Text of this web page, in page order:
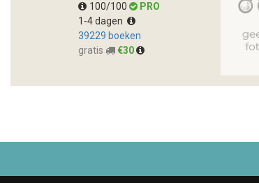
100/100
PRO
1-4 dagen
39229 boeken
gratis
€30